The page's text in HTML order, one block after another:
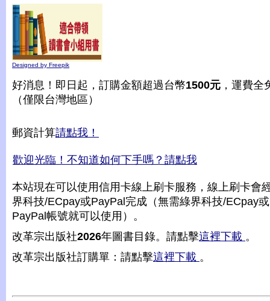
Designed by Freepik
好消息！即日起，訂購金額超過台幣1500元 ，運費全
（僅限台灣地區）
郵資計算請點我！
歡迎光臨！不知道如何下手嗎？請點我
本站現在可以使用信用卡線上刷卡服務，線上刷卡會
界科技/ECpay或PayPal完成（無需綠界科技/ECpay或
PayPal帳號就可以使用）。
改革宗出版社2026年圖書目錄。請點擊這裡下載 。
改革宗出版社訂購單：請點擊這裡下載 。